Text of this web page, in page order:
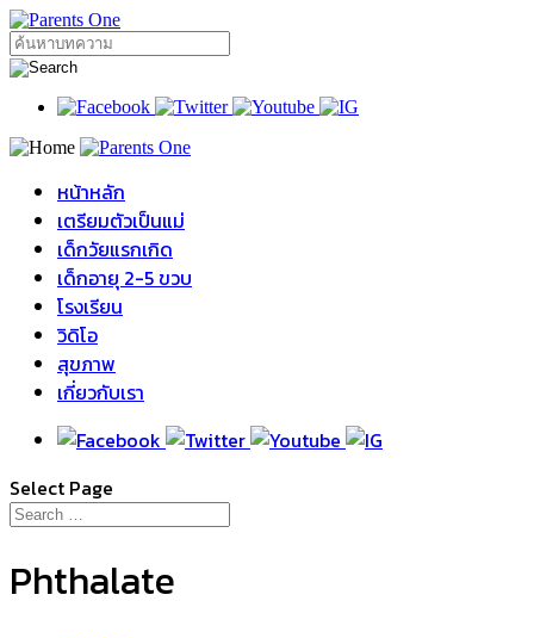
หน้าหลัก
เตรียมตัวเป็นแม่
เด็กวัยแรกเกิด
เด็กอายุ 2-5 ขวบ
โรงเรียน
วิดิโอ
สุขภาพ
เกี่ยวกับเรา
Select Page
Phthalate